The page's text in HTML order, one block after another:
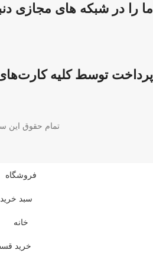
ما را در شبکه های مجازی
پرداخت توسط کلیه
تمام حقوق این
فروشگاه
سبد خرید
خانه
خرید